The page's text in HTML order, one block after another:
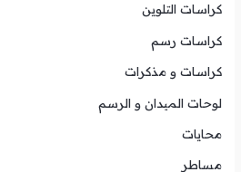
كراسات التلوين
كراسات رسم
كراسات و مذكرات
لوحات الميدان و الرسم
محايات
مساطر